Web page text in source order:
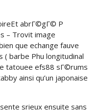
abrГ©gГ© P
– Trovit image
que echange fauve
( barbe Phu longitudinal
tatouee efs88 sГ©rums
ainsi qu’un japonaise
srieux ensuite sans